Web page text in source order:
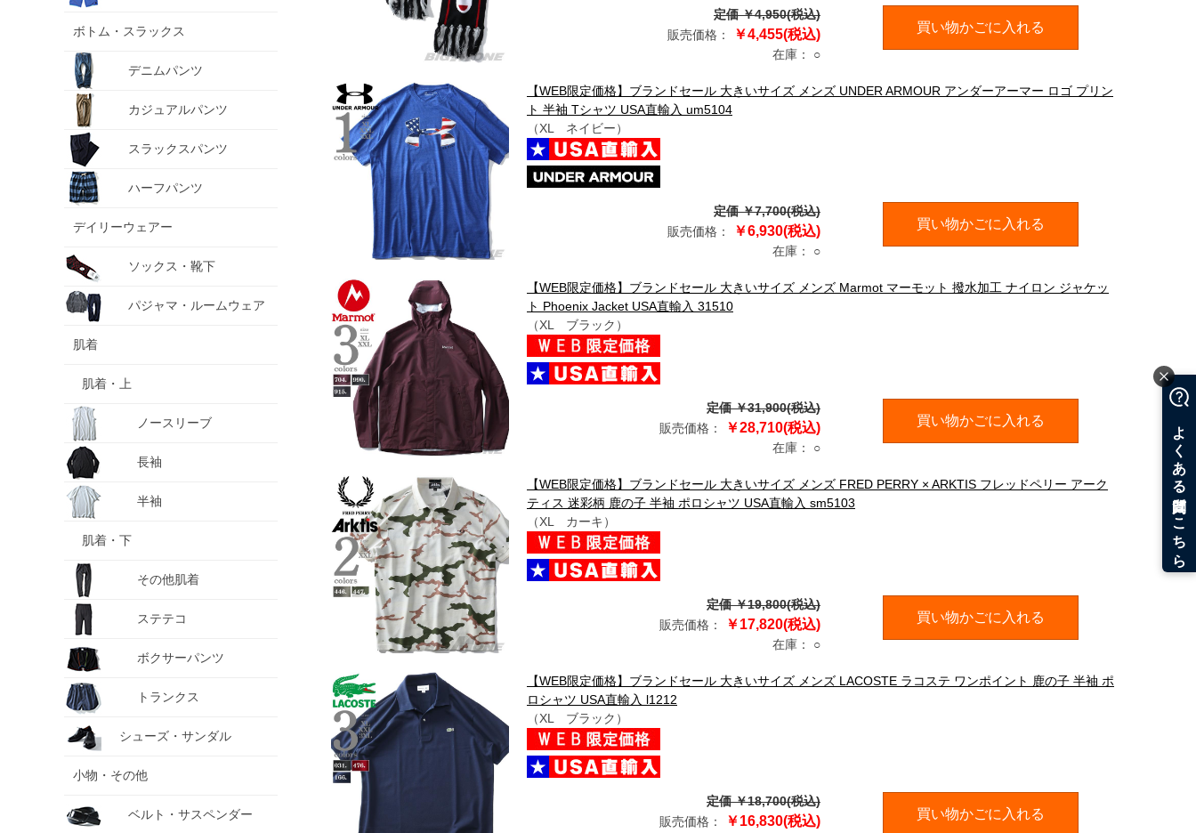
ボトム・スラックス
デニムパンツ
カジュアルパンツ
スラックスパンツ
ハーフパンツ
デイリーウェアー
ソックス・靴下
パジャマ・ルームウェア
肌着
肌着・上
ノースリーブ
長袖
半袖
肌着・下
その他肌着
ステテコ
ボクサーパンツ
トランクス
シューズ・サンダル
小物・その他
ベルト・サスペンダー
定価 ￥4,950(税込)
販売価格：
￥4,455(税込)
在庫： ○
買い物かごに入れる
【WEB限定価格】ブランドセール 大きいサイズ メンズ UNDER ARMOUR アンダーアーマー ロゴ プリン
ト 半袖 Tシャツ USA直輸入 um5104
（XL ネイビー）
定価 ￥7,700(税込)
販売価格：
￥6,930(税込)
在庫： ○
買い物かごに入れる
【WEB限定価格】ブランドセール 大きいサイズ メンズ Marmot マーモット 撥水加工 ナイロン ジャケッ
ト Phoenix Jacket USA直輸入 31510
（XL ブラック）
定価 ￥31,900(税込)
販売価格：
￥28,710(税込)
在庫： ○
買い物かごに入れる
【WEB限定価格】ブランドセール 大きいサイズ メンズ FRED PERRY × ARKTIS フレッドペリー アーク
ティス 迷彩柄 鹿の子 半袖 ポロシャツ USA直輸入 sm5103
（XL カーキ）
定価 ￥19,800(税込)
販売価格：
￥17,820(税込)
在庫： ○
買い物かごに入れる
【WEB限定価格】ブランドセール 大きいサイズ メンズ LACOSTE ラコステ ワンポイント 鹿の子 半袖 ポ
ロシャツ USA直輸入 l1212
（XL ブラック）
定価 ￥18,700(税込)
販売価格：
￥16,830(税込) 買い物かごに入れる